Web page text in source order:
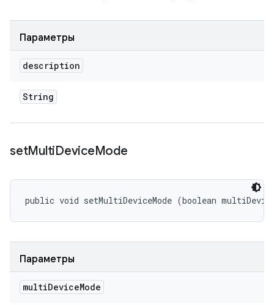
Параметры
description
String
setMultiDeviceMode
public void setMultiDeviceMode (boolean
Параметры
multiDeviceMode